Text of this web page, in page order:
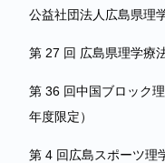
公益社団法人広島県理
第 27 回 広島県理学療
第 36 回中国ブロック
年度限定）
第 4 回広島スポーツ理